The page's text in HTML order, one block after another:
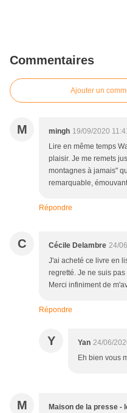
Commentaires
Ajouter un
M mingh 19/09/2020
Lire en même temps
plaisir. Je me remets
montagnes à jamais"
remarquable,
Répondre
C Cécile Delambre 24/
J'ai acheté ce livre en
regretté. Je ne suis
Merci infiniment de
Répondre
Y Yan 24/06/
Eh bien vous
M Maison de la presse -